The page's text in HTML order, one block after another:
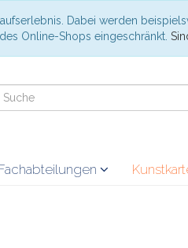
Dabei werden
Online-Shops eingeschränkt.